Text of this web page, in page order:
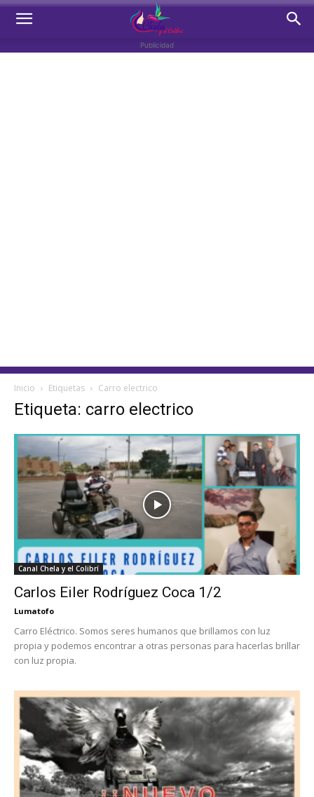
Publicidad
Inicio Etiquetas Carro electrico
Etiqueta: carro electrico
Canal Chela y el Colibrí
Carlos Eiler Rodríguez Coca 1/2
Lumatofo
Carro Eléctrico. Somos seres humanos que brillamos con luz
propia y podemos encontrar a otras personas para hacerlas brillar
con luz propia.